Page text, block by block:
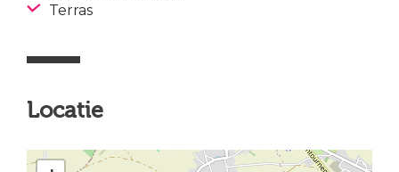
Terras
Locatie